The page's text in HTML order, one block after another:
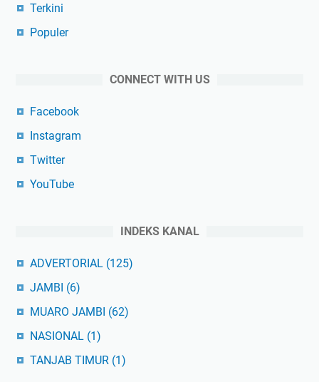
Terkini
Populer
CONNECT WITH US
Facebook
Instagram
Twitter
YouTube
INDEKS KANAL
ADVERTORIAL (125)
JAMBI (6)
MUARO JAMBI (62)
NASIONAL (1)
TANJAB TIMUR (1)